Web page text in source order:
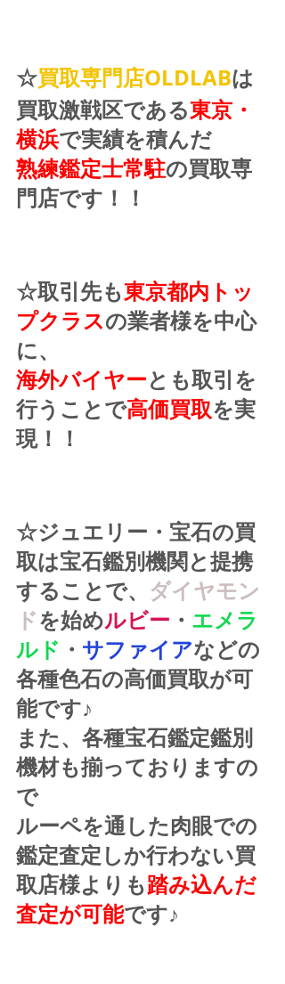
☆買取専門店OLDLABは
買取激戦区である東京・
横浜で実績を積んだ
熟練鑑定士常駐の買取専
門店です！！
☆取引先も東京都内トッ
プクラスの業者様を中心
に、
海外バイヤーとも取引を
行うことで高価買取を実
現！！
☆ジュエリー・宝石の買
取は宝石鑑別機関と提携
することで、 ダイヤモン
ドを始めルビー ・ エメラ
ルド ・ サファイアなどの
各種色石の高価買取が可
能です♪
また、各種宝石鑑定鑑別
機材も揃っておりますの
で
ルーペを通した肉眼での
鑑定査定しか行わない買
取店様よりも踏み込んだ
査定が可能です♪